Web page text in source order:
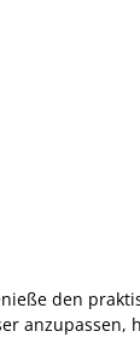
den
anzupassen,